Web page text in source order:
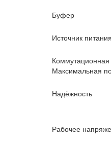
Буфер
Источник питания
Коммутационная
Максимальная
Надёжность
Рабочее